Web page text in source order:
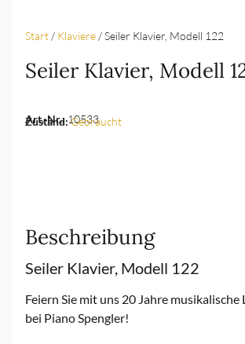
Start / Klaviere / Seiler Klavier, Modell 122
Seiler Klavier, Modell
Art.-Nr.:10533
Zustand:Gebraucht
Beschreibung
Seiler Klavier, Modell 122
Feiern Sie mit uns 20 Jahre musikalische
bei Piano Spengler!